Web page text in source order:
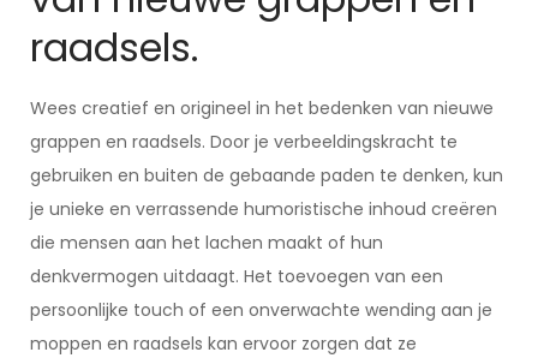
raadsels.
Wees creatief en origineel in het bedenken van nieuwe
grappen en raadsels. Door je verbeeldingskracht te
gebruiken en buiten de gebaande paden te denken, kun
je unieke en verrassende humoristische inhoud creëren
die mensen aan het lachen maakt of hun
denkvermogen uitdaagt. Het toevoegen van een
persoonlijke touch of een onverwachte wending aan je
moppen en raadsels kan ervoor zorgen dat ze